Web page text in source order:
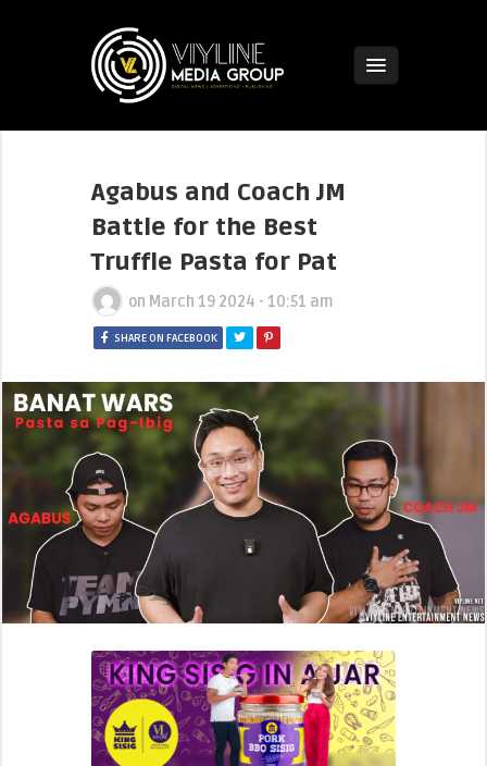
Agabus and Coach JM
Battle for the Best
Truffle Pasta for Pat
on March 19 2024 - 10:51 am
SHARE ON FACEBOOK